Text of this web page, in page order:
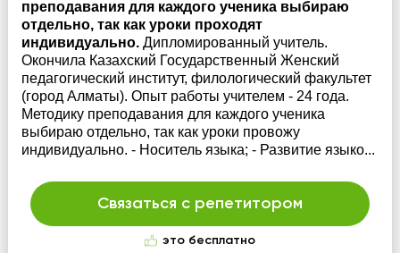
преподавания для каждого ученика выбираю
отдельно, так как уроки проходят
индивидуально. Дипломированный учитель.
Окончила Казахский Государственный Женский
педагогический институт, филологический факультет
(город Алматы). Опыт работы учителем - 24 года.
Методику преподавания для каждого ученика
выбираю отдельно, так как уроки провожу
индивидуально. - Носитель языка; - Развитие языко...
Связаться с репетитором
это бесплатно